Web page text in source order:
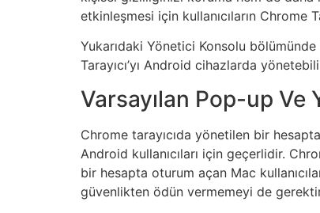
etkinleşmesi için kullanıcıların Chrome
Yukarıdaki Yönetici Konsolu
Tarayıcı’yı Android cihazlarda
Varsayılan Pop-up Ve
Chrome tarayıcıda yönetilen bir
Android kullanıcıları için geçerlidir.
bir hesapta oturum açan Mac
güvenlikten ödün vermemeyi de